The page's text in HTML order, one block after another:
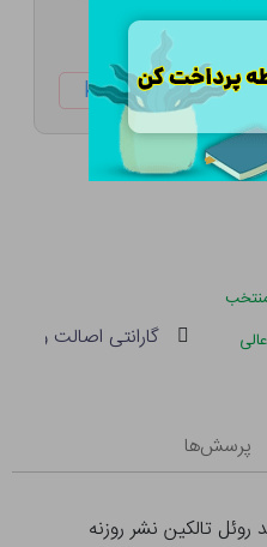
ketabtala.com/
عالی گارانتی اصالت و
پرسش‌ها
روئل تالکین نشر روزنه